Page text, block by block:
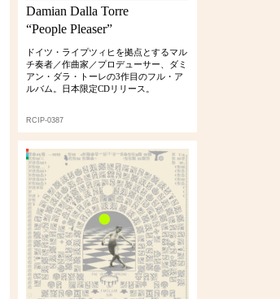
Damian Dalla Torre
“People Pleaser”
ドイツ・ライプツィヒを拠点とするマル
チ奏者／作曲家／プロデューサー、ダミ
アン・ダラ・トーレの3作目のフル・ア
ルバム。日本限定CDリリース。
RCIP-0387